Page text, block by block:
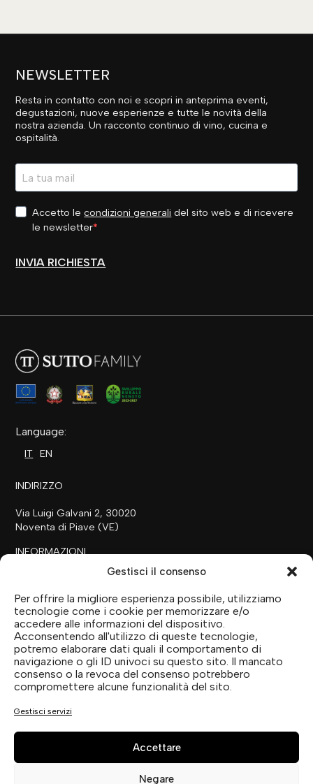
Gestisci il consenso
Per offrire la migliore esperienza possibile, utilizziamo
tecnologie come i cookie per memorizzare e/o
accedere alle informazioni del dispositivo.
Acconsentendo all'utilizzo di queste tecnologie,
potremo elaborare dati quali il comportamento di
navigazione o gli ID univoci su questo sito. Il mancato
consenso o la revoca del consenso potrebbero
compromettere alcune funzionalità del sito.
Gestisci servizi
Accettare
Negare
NEWSLETTER
Resta in contatto con noi e scopri in anteprima eventi,
degustazioni, nuove esperienze e tutte le novità della
nostra azienda. Un racconto continuo di vino, cucina e
ospitalità.
Accetto lecondizioni generali del sito web e di ricevere
le newsletter
INVIA RICHIESTA
Language:
IT EN
INDIRIZZO
Via Luigi Galvani 2, 30020
Noventa di Piave (VE)
INFORMAZIONI
commerciale@ilfilare.eu
THE FAMILY
SUTTOFARM
SUTTOEXPERIENCE
SUTTOCOLLECTION
SOCIAL MEDIA